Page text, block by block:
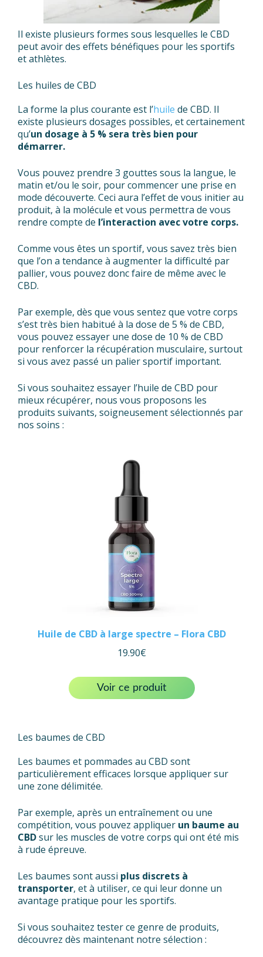
Il existe plusieurs formes sous lesquelles le CBD
peut avoir des effets bénéfiques pour les sportifs
et athlètes.
Les huiles de CBD
La forme la plus courante est l’huile de CBD. Il
existe plusieurs dosages possibles, et certainement
qu’un dosage à 5 % sera très bien pour
démarrer.
Vous pouvez prendre 3 gouttes sous la langue, le
matin et/ou le soir, pour commencer une prise en
mode découverte. Ceci aura l’effet de vous initier au
produit, à la molécule et vous permettra de vous
rendre compte de l’interaction avec votre corps.
Comme vous êtes un sportif, vous savez très bien
que l’on a tendance à augmenter la difficulté par
pallier, vous pouvez donc faire de même avec le
CBD.
Par exemple, dès que vous sentez que votre corps
s’est très bien habitué à la dose de 5 % de CBD,
vous pouvez essayer une dose de 10 % de CBD
pour renforcer la récupération musculaire, surtout
si vous avez passé un palier sportif important.
Si vous souhaitez essayer l’huile de CBD pour
mieux récupérer, nous vous proposons les
produits suivants, soigneusement sélectionnés par
nos soins :
Huile de CBD à large spectre – Flora CBD
19.90€
Voir ce produit
Les baumes de CBD
Les baumes et pommades au CBD sont
particulièrement efficaces lorsque appliquer sur
une zone délimitée.
Par exemple, après un entraînement ou une
compétition, vous pouvez appliquer un baume au
CBDsur les muscles de votre corps qui ont été mis
à rude épreuve.
Les baumes sont aussi plus discrets à
transporter, et à utiliser, ce qui leur donne un
avantage pratique pour les sportifs.
Si vous souhaitez tester ce genre de produits,
découvrez dès maintenant notre sélection :